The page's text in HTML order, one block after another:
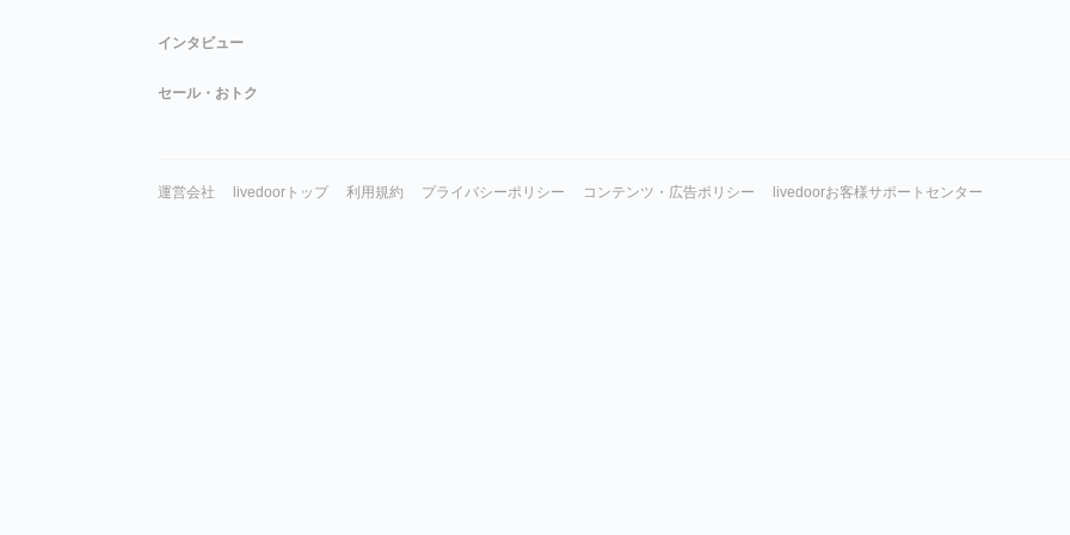
インタビュー
セール・おトク
運営会社 livedoorトップ 利用規約 プライバシーポリシー コンテンツ・広告ポリシー livedoorお客様サポートセンター